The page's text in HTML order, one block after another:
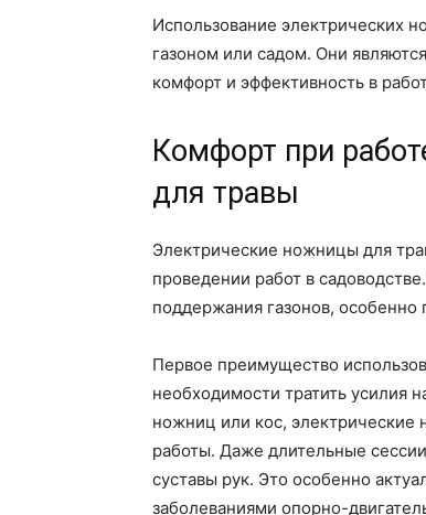
Использование электрических
газоном или садом. Они
комфорт и эффективность в
Комфорт при
для травы
Электрические ножницы для
проведении работ в
поддержания газонов,
Первое преимущество
необходимости тратить усилия
ножниц или кос,
работы. Даже длительные
суставы рук. Это особенно
заболеваниями опорно-